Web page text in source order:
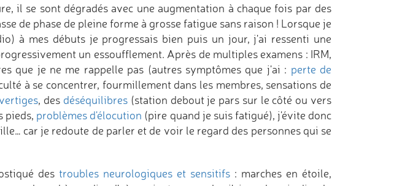
il se sont dégradés avec une augmentation à chaque fois par des
de phase de pleine forme à grosse fatigue sans raison ! Lorsque je
à mes débuts je progressais bien puis un jour, j'ai ressenti une
un essoufflement. Après de multiples examens : IRM,
que je ne me rappelle pas (autres symptômes que j'ai : perte de
à se concentrer, fourmillement dans les membres, sensations de
, des déséquilibres(station debout je pars sur le côté ou vers
pieds, problèmes d'élocution (pire quand je suis fatigué), j'évite donc
car je redoute de parler et de voir le regard des personnes qui se
des troubles neurologiques et sensitifs : marches en étoile,